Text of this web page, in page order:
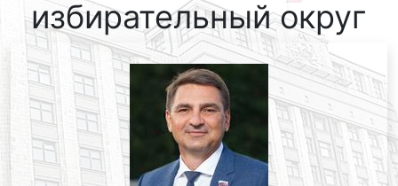
избирательный округ